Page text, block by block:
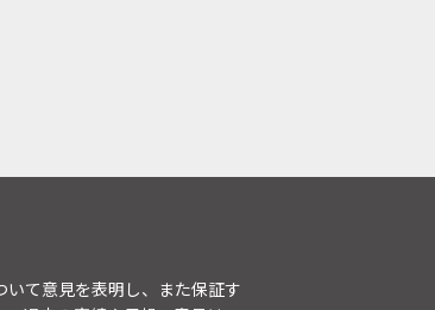
て意見を表明し、また保証す